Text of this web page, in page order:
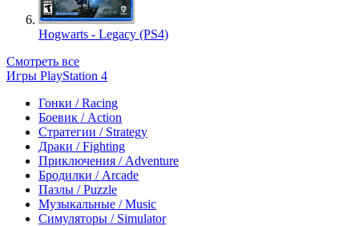
Hogwarts - Legacy (PS4)
Смотреть все
Игры PlayStation 4
Гонки / Racing
Боевик / Action
Стратегии / Strategy
Драки / Fighting
Приключения / Adventure
Бродилки / Arcade
Пазлы / Puzzle
Музыкальные / Music
Симуляторы / Simulator